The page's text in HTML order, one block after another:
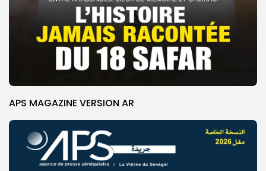
APS MAGAZINE VERSION AR